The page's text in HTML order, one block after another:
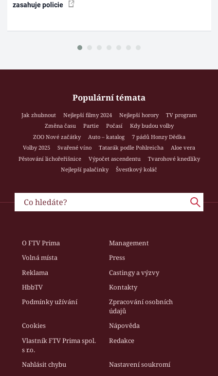
zasahuje policie
Populární témata
Jak zhubnout Nejlepší filmy 2024 Nejlepší horory
TV program
Změna času
Partie Počasí
Kdy budou volby
ZOO Nové začátky
Auto – katalog
7 pádů Honzy Dědka
Volby 2025
Svařené víno Tatarák podle Pohlreicha
Aloe vera
Pěstování lichořeřišnice
Výpočet ascendentu
Tvarohové knedlíky
Nejlepší palačinky
Švestkový koláč
O FTV Prima
Management
Volná místa
Press
Reklama
Castingy a výzvy
HbbTV
Kontakty
Podmínky užívání
Zpracování osobních
údajů
Cookies
Nápověda
Vlastník FTV Prima spol.
s r.o.
Redakce
Nahlásit chybu Nastavení soukromí